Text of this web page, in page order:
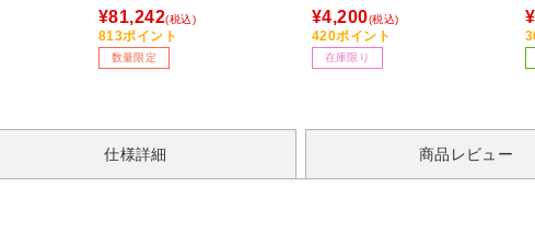
レンズ]
¥81,242(税込)
813ポイント
数量限定
¥4,200(税込)
420ポイント
在庫限り
仕様詳細 商品レビュー